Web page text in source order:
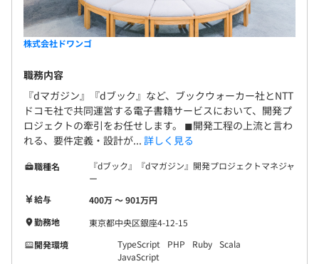
株式会社ドワンゴ
職務内容
『dマガジン』『dブック』など、ブックウォーカー社とNTT
ドコモ社で共同運営する電子書籍サービスにおいて、開発プ
ロジェクトの牽引をお任せします。 ◼︎開発工程の上流と言わ
れる、要件定義・設計が... 詳しく見る
職種名
『dブック』『dマガジン』開発プロジェクトマネジャ
ー
給与
400万 〜 901万円
勤務地
東京都中央区銀座4-12-15
開発環境
TypeScript PHP Ruby Scala
JavaScript